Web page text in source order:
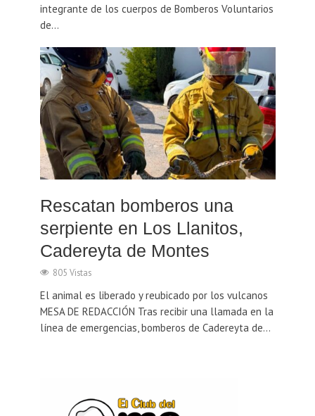
integrante de los cuerpos de Bomberos Voluntarios
de...
Rescatan bomberos una
serpiente en Los Llanitos,
Cadereyta de Montes
805 Vistas
El animal es liberado y reubicado por los vulcanos
MESA DE REDACCIÓN Tras recibir una llamada en la
línea de emergencias, bomberos de Cadereyta de...